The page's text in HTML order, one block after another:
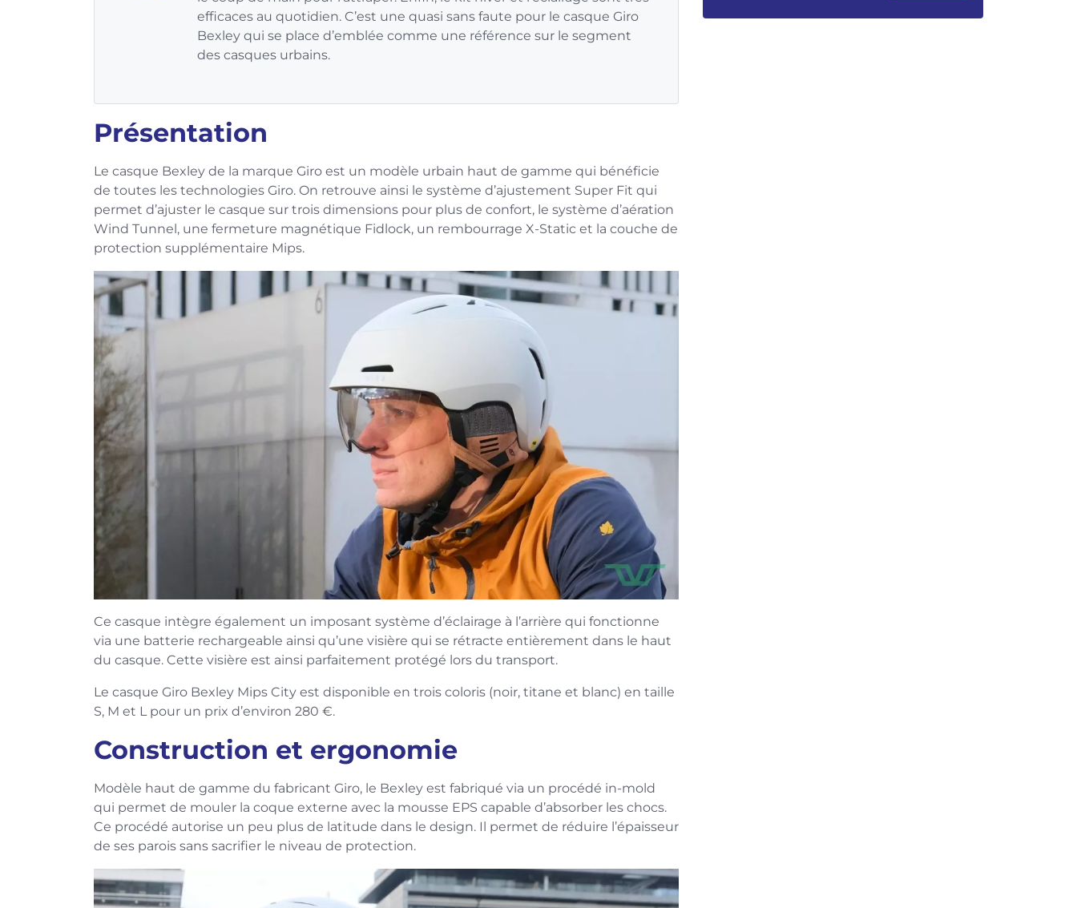
efficaces au quotidien. C’est une quasi sans faute pour le casque Giro
Bexley qui se place d’emblée comme une référence sur le segment
des casques urbains.
Présentation
Le casque Bexley de la marque Giro est un modèle urbain haut de gamme qui bénéficie
de toutes les technologies Giro. On retrouve ainsi le système d’ajustement Super Fit qui
permet d’ajuster le casque sur trois dimensions pour plus de confort, le système d’aération
Wind Tunnel, une fermeture magnétique Fidlock, un rembourrage X-Static et la couche de
protection supplémentaire Mips.
Ce casque intègre également un imposant système d’éclairage à l’arrière qui fonctionne
via une batterie rechargeable ainsi qu’une visière qui se rétracte entièrement dans le haut
du casque. Cette visière est ainsi parfaitement protégé lors du transport.
Le casque Giro Bexley Mips City est disponible en trois coloris (noir, titane et blanc) en taille
S, M et L pour un prix d’environ 280 €.
Construction et ergonomie
Modèle haut de gamme du fabricant Giro, le Bexley est fabriqué via un procédé in-mold
qui permet de mouler la coque externe avec la mousse EPS capable d’absorber les chocs.
Ce procédé autorise un peu plus de latitude dans le design. Il permet de réduire l’épaisseur
de ses parois sans sacrifier le niveau de protection.